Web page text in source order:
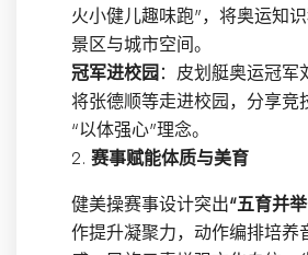
火小健儿趣味跑”，将奥运知
景区与城市空间。
冠军进校园 ：皮划艇奥运冠军
将张德顺等走进校园，分享竞
“以体强心”理念。
2. 赛事赋能体质与美育
健美操赛事设计突出“五育并
作提升凝聚力，动作编排培养